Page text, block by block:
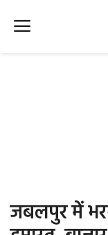
Office Office
जबलपुर में